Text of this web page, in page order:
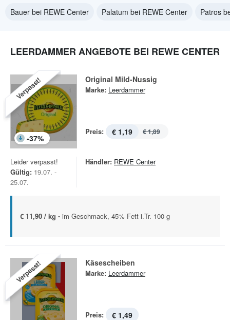
Bauer bei REWE Center
Palatum bei REWE Center Patros
LEERDAMMER ANGEBOTE BEI REWE CENTER
Verpasst!
-37%
Original Mild-Nussig
Marke: Leerdammer
Preis: € 1,19 € 1,89
Leider verpasst!
Gültig: 19.07. -
25.07.
Händler: REWE Center
€ 11,90 / kg - im Geschmack, 45% Fett i.Tr. 100 g
Verpasst! Käsescheiben
Marke: Leerdammer
Preis: € 1,49